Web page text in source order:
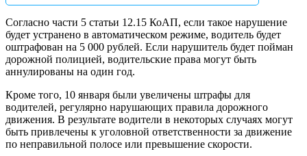
Согласно части 5 статьи 12.15 КоАП, если такое нарушение
будет устранено в автоматическом режиме, водитель будет
оштрафован на 5 000 рублей. Если нарушитель будет пойман
дорожной полицией, водительские права могут быть
аннулированы на один год.
Кроме того, 10 января были увеличены штрафы для
водителей, регулярно нарушающих правила дорожного
движения. В результате водители в некоторых случаях могут
быть привлечены к уголовной ответственности за движение
по неправильной полосе или превышение скорости.